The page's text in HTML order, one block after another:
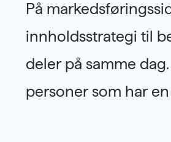
På
innholdsstrategi til
deler på samme
personer som har